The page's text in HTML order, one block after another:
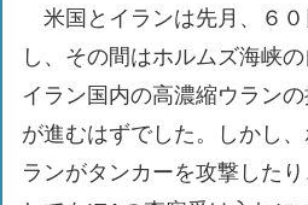
米国とイランは先月、６
し、その間はホルムズ海峡の
イラン国内の高濃縮ウラン
が進むはずでした。しかし
ランがタンカーを攻撃した